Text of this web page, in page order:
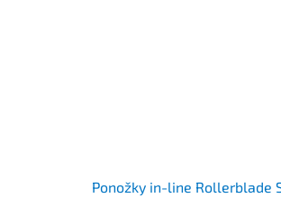
Ponožky in-line Rollerblade